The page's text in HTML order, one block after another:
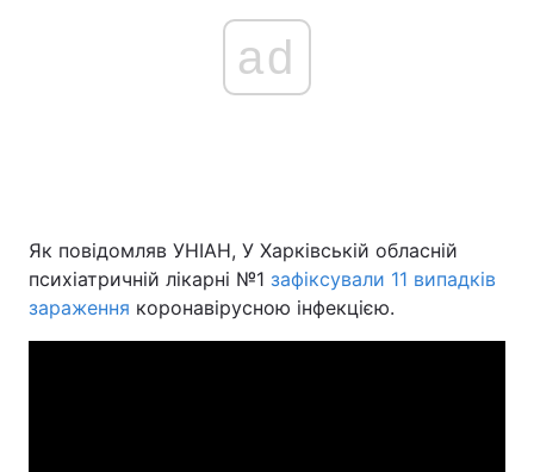
ad
Як повідомляв УНІАН, У Харківській обласній
психіатричній лікарні №1 зафіксували 11 випадків
зараження коронавірусною інфекцією.